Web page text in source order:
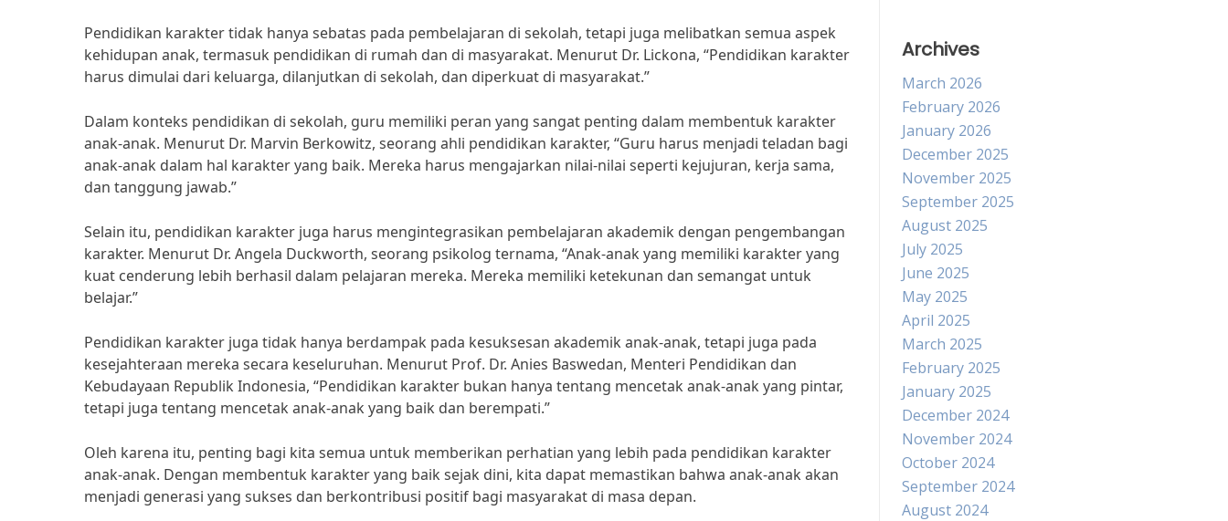
Pendidikan karakter tidak hanya sebatas pada pembelajaran di sekolah, tetapi juga melibatkan semua aspek
kehidupan anak, termasuk pendidikan di rumah dan di masyarakat. Menurut Dr. Lickona, “Pendidikan karakter
harus dimulai dari keluarga, dilanjutkan di sekolah, dan diperkuat di masyarakat.”
Dalam konteks pendidikan di sekolah, guru memiliki peran yang sangat penting dalam membentuk karakter
anak-anak. Menurut Dr. Marvin Berkowitz, seorang ahli pendidikan karakter, “Guru harus menjadi teladan bagi
anak-anak dalam hal karakter yang baik. Mereka harus mengajarkan nilai-nilai seperti kejujuran, kerja sama,
dan tanggung jawab.”
Selain itu, pendidikan karakter juga harus mengintegrasikan pembelajaran akademik dengan pengembangan
karakter. Menurut Dr. Angela Duckworth, seorang psikolog ternama, “Anak-anak yang memiliki karakter yang
kuat cenderung lebih berhasil dalam pelajaran mereka. Mereka memiliki ketekunan dan semangat untuk
belajar.”
Pendidikan karakter juga tidak hanya berdampak pada kesuksesan akademik anak-anak, tetapi juga pada
kesejahteraan mereka secara keseluruhan. Menurut Prof. Dr. Anies Baswedan, Menteri Pendidikan dan
Kebudayaan Republik Indonesia, “Pendidikan karakter bukan hanya tentang mencetak anak-anak yang pintar,
tetapi juga tentang mencetak anak-anak yang baik dan berempati.”
Oleh karena itu, penting bagi kita semua untuk memberikan perhatian yang lebih pada pendidikan karakter
anak-anak. Dengan membentuk karakter yang baik sejak dini, kita dapat memastikan bahwa anak-anak akan
menjadi generasi yang sukses dan berkontribusi positif bagi masyarakat di masa depan.
Archives
March 2026
February 2026
January 2026
December 2025
November 2025
September 2025
August 2025
July 2025
June 2025
May 2025
April 2025
March 2025
February 2025
January 2025
December 2024
November 2024
October 2024
September 2024
August 2024